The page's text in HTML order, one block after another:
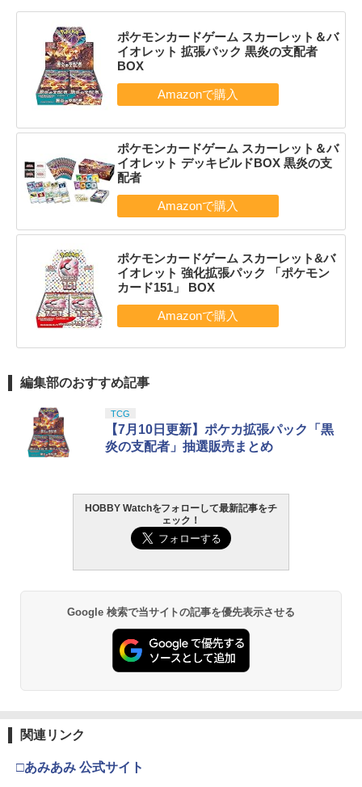
ポケモンカードゲーム スカーレット＆バ
イオレット 拡張パック 黒炎の支配者
BOX
ポケモンカードゲーム スカーレット＆バ
イオレット デッキビルドBOX 黒炎の支
配者
ポケモンカードゲーム スカーレット&バ
イオレット 強化拡張パック 「ポケモン
カード151」 BOX
編集部のおすすめ記事
TCG
【7月10日更新】ポケカ拡張パック「黒
炎の支配者」抽選販売まとめ
HOBBY Watchをフォローして最新記事をチ
ェック！
Google 検索で当サイトの記事を優先表示させる
関連リンク
□あみあみ 公式サイト